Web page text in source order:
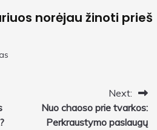
norėjau žinoti prieš
Next:
Nuo chaoso prie tvarkos:
Perkraustymo paslaugų